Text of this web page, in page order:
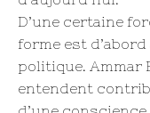
D’une certaine
forme est
politique. Ammar
entendent